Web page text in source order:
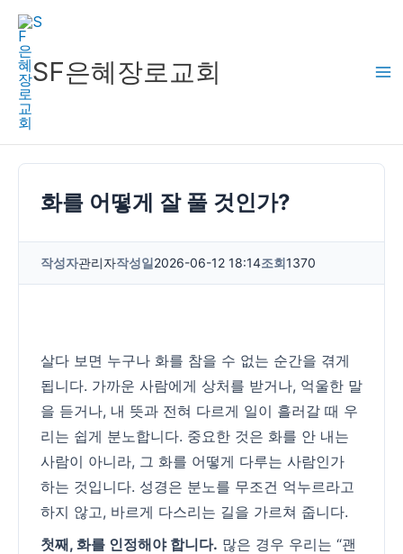
너
SF은혜장로교회
화를 어떻게 잘 풀 것인가?
작성자관리자작성일2026-06-12 18:14조회1370
살다 보면 누구나 화를 참을 수 없는 순간을 겪게
됩니다. 가까운 사람에게 상처를 받거나, 억울한 말
을 듣거나, 내 뜻과 전혀 다르게 일이 흘러갈 때 우
리는 쉽게 분노합니다. 중요한 것은 화를 안 내는
사람이 아니라, 그 화를 어떻게 다루는 사람인가
하는 것입니다. 성경은 분노를 무조건 억누르라고
하지 않고, 바르게 다스리는 길을 가르쳐 줍니다.
첫째, 화를 인정해야 합니다. 많은 경우 우리는 “괜